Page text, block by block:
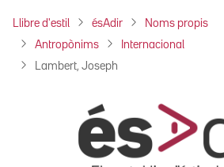
Llibre d'estil ésAdir Noms propis
Antropònims Internacional
Lambert, Joseph